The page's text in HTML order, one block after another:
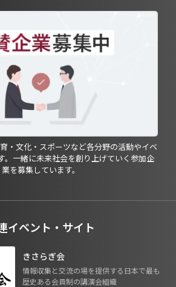
・文化・スポーツなど各分野の活動やイベ
。一緒に未来社会を創り上げていく参加企
業を募集しています。
イベント・サイト
きさらぎ会
情報収集と交流の場を提供する日本で最も
歴史ある会員制の講演会組織